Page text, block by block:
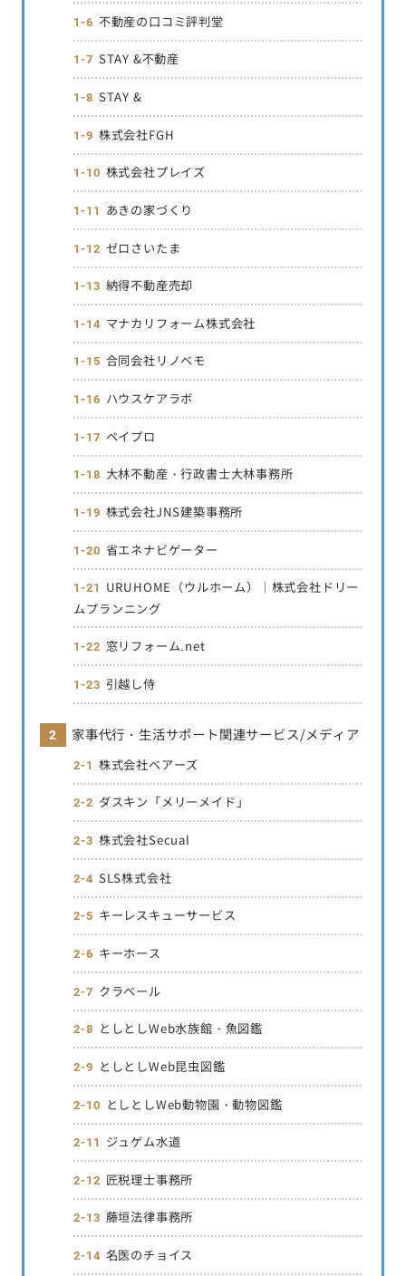
不動産の口コミ評判堂
STAY &不動産
STAY &
株式会社FGH
株式会社プレイズ
あきの家づくり
ゼロさいたま
納得不動産売却
マナカリフォーム株式会社
合同会社リノベモ
ハウスケアラボ
ペイプロ
大林不動産・行政書士大林事務所
株式会社JNS建築事務所
省エネナビゲーター
URUHOME（ウルホーム）｜株式会社ドリー
ムプランニング
窓リフォーム.net
引越し侍
家事代行・生活サポート関連サービス/メディア
株式会社ベアーズ
ダスキン「メリーメイド」
株式会社Secual
SLS株式会社
キーレスキューサービス
キーホース
クラベール
としとしWeb水族館・魚図鑑
としとしWeb昆虫図鑑
としとしWeb動物園・動物図鑑
ジュゲム水道
匠税理士事務所
藤垣法律事務所
名医のチョイス